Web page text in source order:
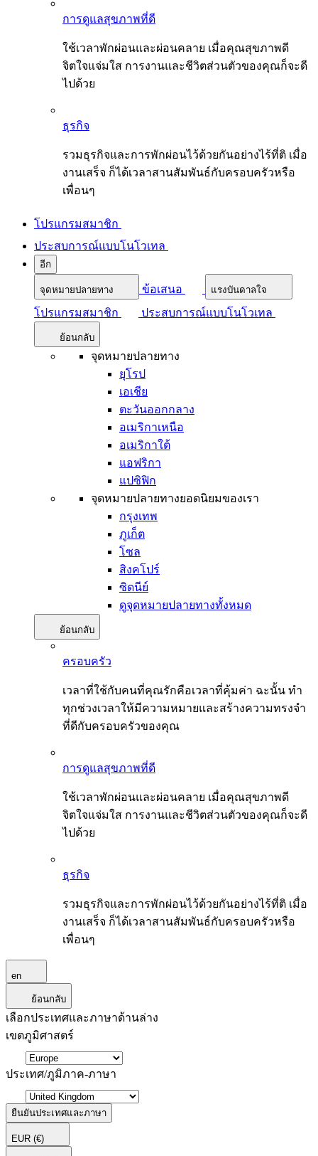
การดูแลสุขภาพที่ดี
ใช้เวลาพักผ่อนและผ่อนคลาย เมื่อคุณสุขภาพดี
จิตใจแจ่มใส การงานและชีวิตส่วนตัวของคุณก็จะดี
ไปด้วย
ธุรกิจ
รวมธุรกิจและการพักผ่อนไว้ด้วยกันอย่างไร้ที่ติ เมื่อ
งานเสร็จ ก็ได้เวลาสานสัมพันธ์กับครอบครัวหรือ
เพื่อนๆ
โปรแกรมสมาชิก
ประสบการณ์แบบโนโวเทล
อีก
จุดหมายปลายทาง ข้อเสนอ แรงบันดาลใจ
โปรแกรมสมาชิก ประสบการณ์แบบโนโวเทล
ย้อนกลับ
จุดหมายปลายทาง
ยุโรป
เอเชีย
ตะวันออกกลาง
อเมริกาเหนือ
อเมริกาใต้
แอฟริกา
แปซิฟิก
จุดหมายปลายทางยอดนิยมของเรา
กรุงเทพ
ภูเก็ต
โซล
สิงคโปร์
ซิดนีย์
ดูจุดหมายปลายทางทั้งหมด
ย้อนกลับ
ครอบครัว
เวลาที่ใช้กับคนที่คุณรักคือเวลาที่คุ้มค่า ฉะนั้น ทำ
ทุกช่วงเวลาให้มีความหมายและสร้างความทรงจำ
ที่ดีกับครอบครัวของคุณ
การดูแลสุขภาพที่ดี
ใช้เวลาพักผ่อนและผ่อนคลาย เมื่อคุณสุขภาพดี
จิตใจแจ่มใส การงานและชีวิตส่วนตัวของคุณก็จะดี
ไปด้วย
ธุรกิจ
รวมธุรกิจและการพักผ่อนไว้ด้วยกันอย่างไร้ที่ติ เมื่อ
งานเสร็จ ก็ได้เวลาสานสัมพันธ์กับครอบครัวหรือ
เพื่อนๆ
en
ย้อนกลับ
เลือกประเทศและภาษาด้านล่าง
เขตภูมิศาสตร์
ประเทศ/ภูมิภาค-ภาษา
ยืนยันประเทศและภาษา
EUR (€)